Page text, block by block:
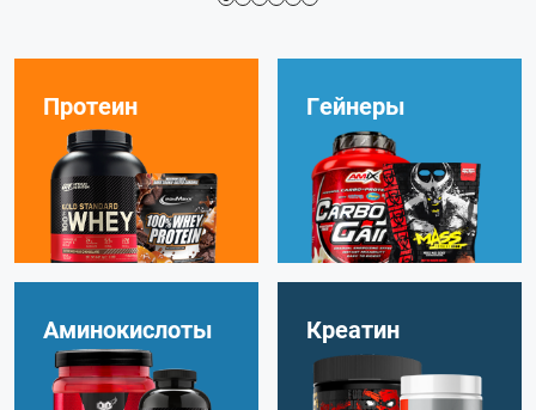
Протеин Гейнеры
Аминокислоты Креатин